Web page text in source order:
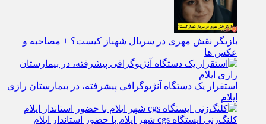
بازیگر نقش مهری در سریال شهباز کیست؟ + مصاحبه و
عکس ها
استقرار یک دستگاه آنژیوگرافی پیشرفته، در بیمارستان رازی
ایلام
کلنگ‌زنی ایستگاه cgs شهر ایلام با حضور استاندار ایلام